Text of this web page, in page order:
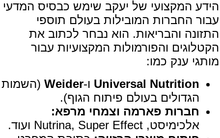
הידע המקצועי של יעקב שימש כבסיס המדעי
עבור החברות המובילות בעולם תוספי
התזונה והבריאות. הוא נבחר לכתוב את
הקטלוגים והפורמולות המקצועיות עבור
מותגי ענק כמו:
Universal Nutrition ו-Weider (השמות
הגדולים בעולם פיתוח הגוף).
חברות פארמה וצמחי מרפא:
אלכימיסט, Nutrina, Super Effect ועוד.